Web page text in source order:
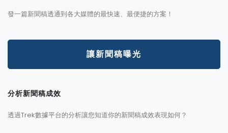
發一篇新聞稿透通到各大媒體的最快速、最便捷的方案！
讓新聞稿曝光
分析新聞稿成效
透過Trek數據平台的分析讓您知道你的新聞稿成效表現如何？